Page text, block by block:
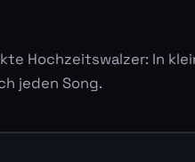
Hochzeitswalzer: In
jeden Song.